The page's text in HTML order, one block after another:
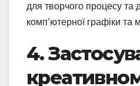
для творчого процесу та
комп’ютерної графіки та
4.